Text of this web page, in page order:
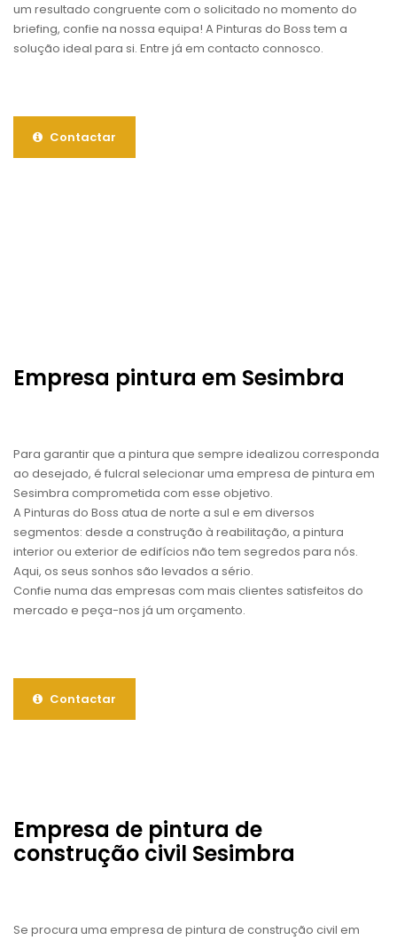
um resultado congruente com o solicitado no momento do
briefing, confie na nossa equipa! A Pinturas do Boss tem a
solução ideal para si. Entre já em contacto connosco.
Contactar
Empresa pintura em Sesimbra
Para garantir que a pintura que sempre idealizou corresponda
ao desejado, é fulcral selecionar uma empresa de pintura em
Sesimbra comprometida com esse objetivo.
A Pinturas do Boss atua de norte a sul e em diversos
segmentos: desde a construção à reabilitação, a pintura
interior ou exterior de edifícios não tem segredos para nós.
Aqui, os seus sonhos são levados a sério.
Confie numa das empresas com mais clientes satisfeitos do
mercado e peça-nos já um orçamento.
Contactar
Empresa de pintura de
construção civil Sesimbra
Se procura uma empresa de pintura de construção civil em